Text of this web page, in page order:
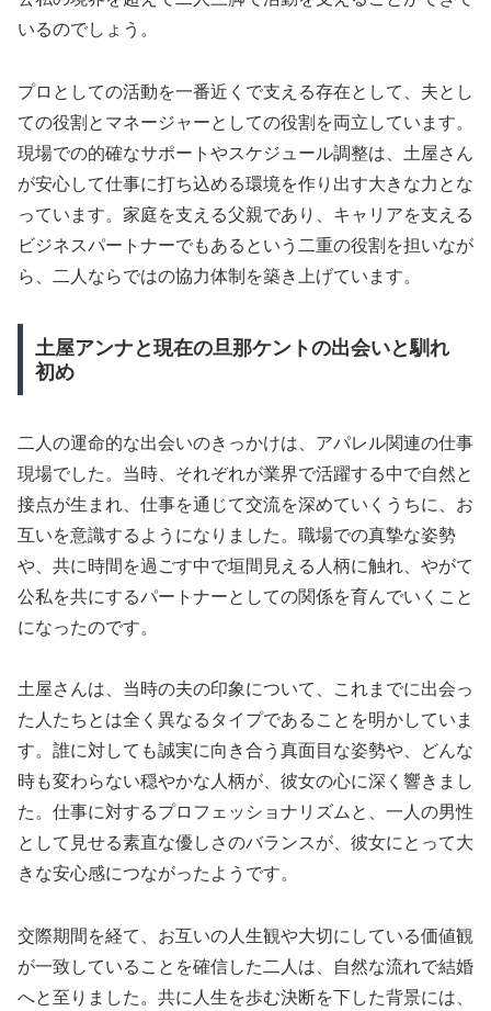
いるのでしょう。
プロとしての活動を一番近くで支える存在として、夫とし
ての役割とマネージャーとしての役割を両立しています。
現場での的確なサポートやスケジュール調整は、土屋さん
が安心して仕事に打ち込める環境を作り出す大きな力とな
っています。家庭を支える父親であり、キャリアを支える
ビジネスパートナーでもあるという二重の役割を担いなが
ら、二人ならではの協力体制を築き上げています。
土屋アンナと現在の旦那ケントの出会いと馴れ
初め
二人の運命的な出会いのきっかけは、アパレル関連の仕事
現場でした。当時、それぞれが業界で活躍する中で自然と
接点が生まれ、仕事を通じて交流を深めていくうちに、お
互いを意識するようになりました。職場での真摯な姿勢
や、共に時間を過ごす中で垣間見える人柄に触れ、やがて
公私を共にするパートナーとしての関係を育んでいくこと
になったのです。
土屋さんは、当時の夫の印象について、これまでに出会っ
た人たちとは全く異なるタイプであることを明かしていま
す。誰に対しても誠実に向き合う真面目な姿勢や、どんな
時も変わらない穏やかな人柄が、彼女の心に深く響きまし
た。仕事に対するプロフェッショナリズムと、一人の男性
として見せる素直な優しさのバランスが、彼女にとって大
きな安心感につながったようです。
交際期間を経て、お互いの人生観や大切にしている価値観
が一致していることを確信した二人は、自然な流れで結婚
へと至りました。共に人生を歩む決断を下した背景には、